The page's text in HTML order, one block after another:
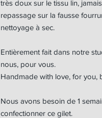
très doux sur le tissu lin,
repassage sur la fausse
nettoyage à sec.
Entièrement fait dans notre
nous, pour vous.
Handmade with love, for you,
Nous avons besoin de 1
confectionner ce gilet.